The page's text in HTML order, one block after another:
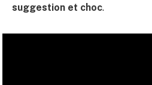
suggestion et choc.